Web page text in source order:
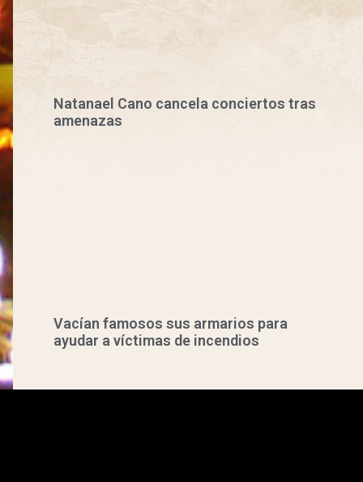
Natanael Cano cancela conciertos tras
amenazas
Vacían famosos sus armarios para
ayudar a víctimas de incendios